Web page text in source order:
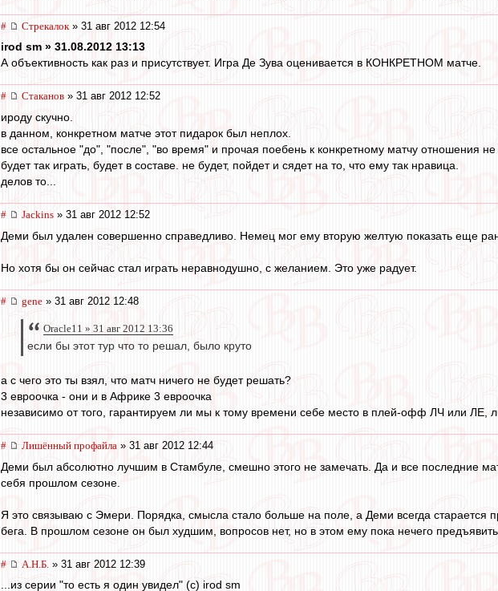
# Стрекалок » 31 авг 2012 12:54
irod sm » 31.08.2012 13:13
А объективность как раз и присутствует. Игра Де Зува оценивается в КОНКРЕТНОМ матче.
# Cтаканов » 31 авг 2012 12:52
ироду скучно.
в данном, конкретном матче этот пидарок был неплох.
все остальное "до", "после", "во время" и прочая поебень к конкретному матчу отношения не
будет так играть, будет в составе. не будет, пойдет и сядет на то, что ему так нравица.
делов то...
# Jackins » 31 авг 2012 12:52
Деми был удален совершенно справедливо. Немец мог ему вторую желтую показать еще
Но хотя бы он сейчас стал играть неравнодушно, с желанием. Это уже радует.
# gene » 31 авг 2012 12:48
Oracle11 » 31 авг 2012 13:36
если бы этот тур что то решал, было круто
а с чего это ты взял, что матч ничего не будет решать?
3 евроочка - они и в Африке 3 евроочка
независимо от того, гарантируем ли мы к тому времени себе место в плей-офф ЛЧ или ЛЕ,
# Лишённый профайла » 31 авг 2012 12:44
Деми был абсолютно лучшим в Стамбуле, смешно этого не замечать. Да и все последние
себя прошлом сезоне.
Я это связываю с Эмери. Порядка, смысла стало больше на поле, а Деми всегда старается
бега. В прошлом сезоне он был худшим, вопросов нет, но в этом ему пока нечего
# А.Н.Б. » 31 авг 2012 12:39
...из серии "то есть я один увидел" (с) irod sm